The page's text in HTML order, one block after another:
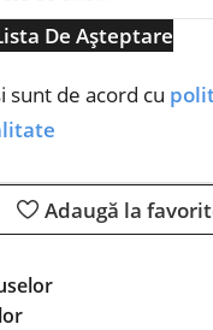
De Așteptare
sunt de acord cu
Adaugă la